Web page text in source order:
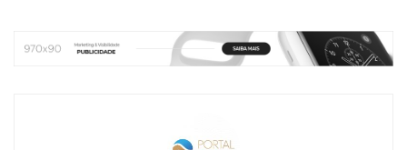
e s er
aile
a
er
e
k
e
ar
e